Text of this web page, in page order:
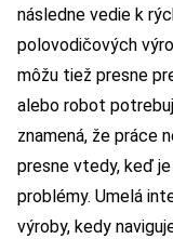
následne vedie k
polovodičových
môžu tiež presne
alebo robot
znamená, že práce
presne vtedy, keď
problémy. Umelá
výroby, kedy